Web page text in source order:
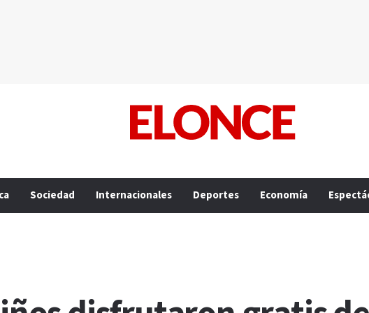
Sociedad Internacionales Deportes Economía